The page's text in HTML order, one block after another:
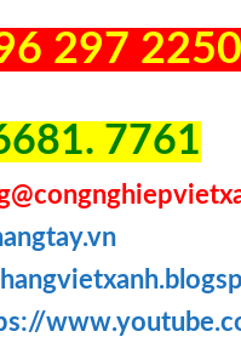
297 2250
7761